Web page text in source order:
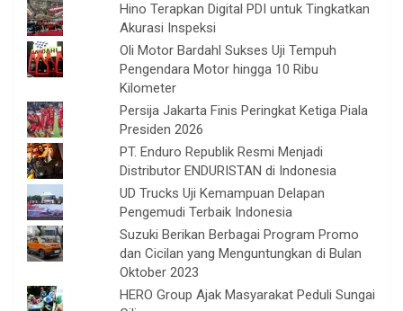
Hino Terapkan Digital PDI untuk Tingkatkan
Akurasi Inspeksi
Oli Motor Bardahl Sukses Uji Tempuh
Pengendara Motor hingga 10 Ribu
Kilometer
Persija Jakarta Finis Peringkat Ketiga Piala
Presiden 2026
PT. Enduro Republik Resmi Menjadi
Distributor ENDURISTAN di Indonesia
UD Trucks Uji Kemampuan Delapan
Pengemudi Terbaik Indonesia
Suzuki Berikan Berbagai Program Promo
dan Cicilan yang Menguntungkan di Bulan
Oktober 2023
HERO Group Ajak Masyarakat Peduli Sungai